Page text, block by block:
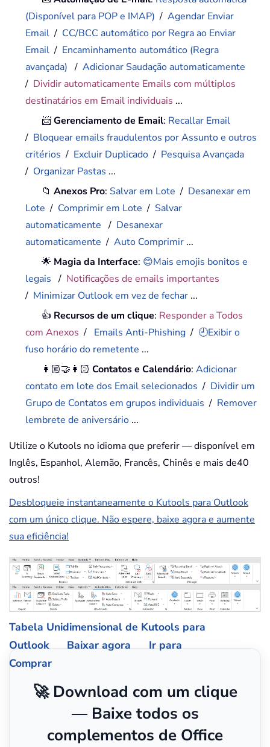
(Disponível para POP e IMAP) /Agendar Enviar
Email / CC/BCC automático por Regra ao Enviar
Email / Encaminhamento automático (Regra
avançada) /Adicionar Saudação automaticamente
/ Dividir automaticamente Emails com múltiplos
destinatários em Email individuais ...
📨Gerenciamento de Email: Recallar Email
/ Bloquear emails fraudulentos por Assunto e outros
critérios / Excluir Duplicado / Pesquisa Avançada
/ Organizar Pastas ...
📁Anexos Pro: Salvar em Lote / Desanexar em
Lote / Comprimir em Lote / Salvar
automaticamente / Desanexar
automaticamente /Auto Comprimir ...
🌟 Magia da Interface: 😊Mais emojis bonitos e
legais / Notificações de emails importantes
/ Minimizar Outlook em vez de fechar ...
👍 Recursos de um clique: Responder a Todos
com Anexos / Emails Anti-Phishing / 🕘Exibir o
fuso horário do remetente ...
👩🏼‍🤝‍👩🏻Contatos e Calendário:Adicionar
contato em lote dos Email selecionados / Dividir um
Grupo de Contatos em grupos individuais / Remover
lembrete de aniversário ...
Utilize o Kutools no idioma que preferir — disponível em
Inglês, Espanhol, Alemão, Francês, Chinês e mais de40
outros!
Desbloqueie instantaneamente o Kutools para Outlook
com um único clique. Não espere, baixe agora e aumente
sua eficiência!
Tabela Unidimensional de Kutools para
Outlook
Baixar agora
Ir para
Comprar
🚀 Download com um clique
— Baixe todos os
complementos de Office